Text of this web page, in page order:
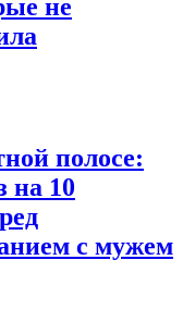
не
полосе:
на 10
с мужем